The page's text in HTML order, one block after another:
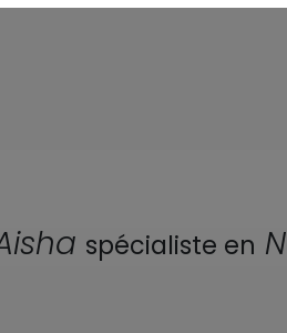
spécialiste en